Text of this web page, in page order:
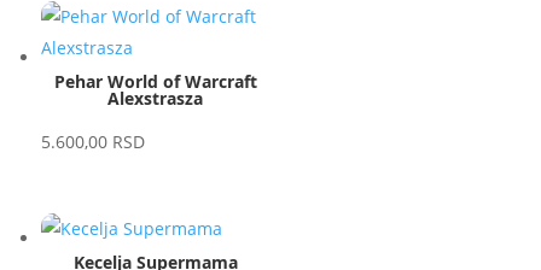
Pehar World of Warcraft
Alexstrasza
5.600,00 RSD
Kecelja Supermama